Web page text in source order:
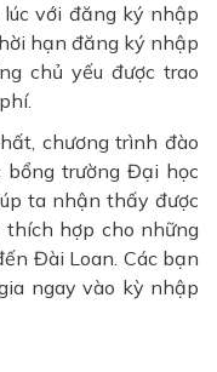
với đăng ký nhập
hạn đăng ký nhập
chủ yếu được trao
chương trình đào
bổng trường Đại học
ta nhận thấy được
hợp cho những
Đài Loan. Các bạn
ngay vào kỳ nhập